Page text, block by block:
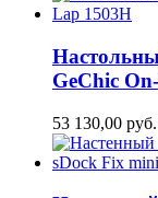
GeСhic
53 130,00 руб.